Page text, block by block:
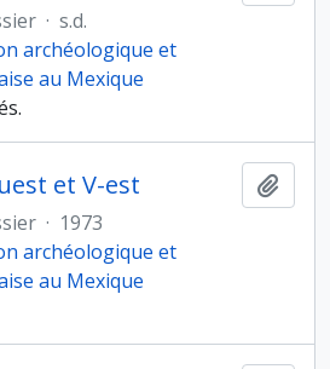
· s.d.
archéologique et
au Mexique
et V-est
· 1973
archéologique et
au Mexique